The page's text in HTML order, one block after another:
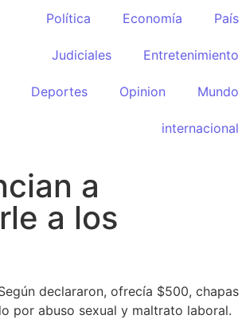
Política Economía País
Judiciales Entretenimiento
Deportes Opinion Mundo
internacional
a
a los
declararon, ofrecía $500, chapas
por abuso sexual y maltrato laboral.